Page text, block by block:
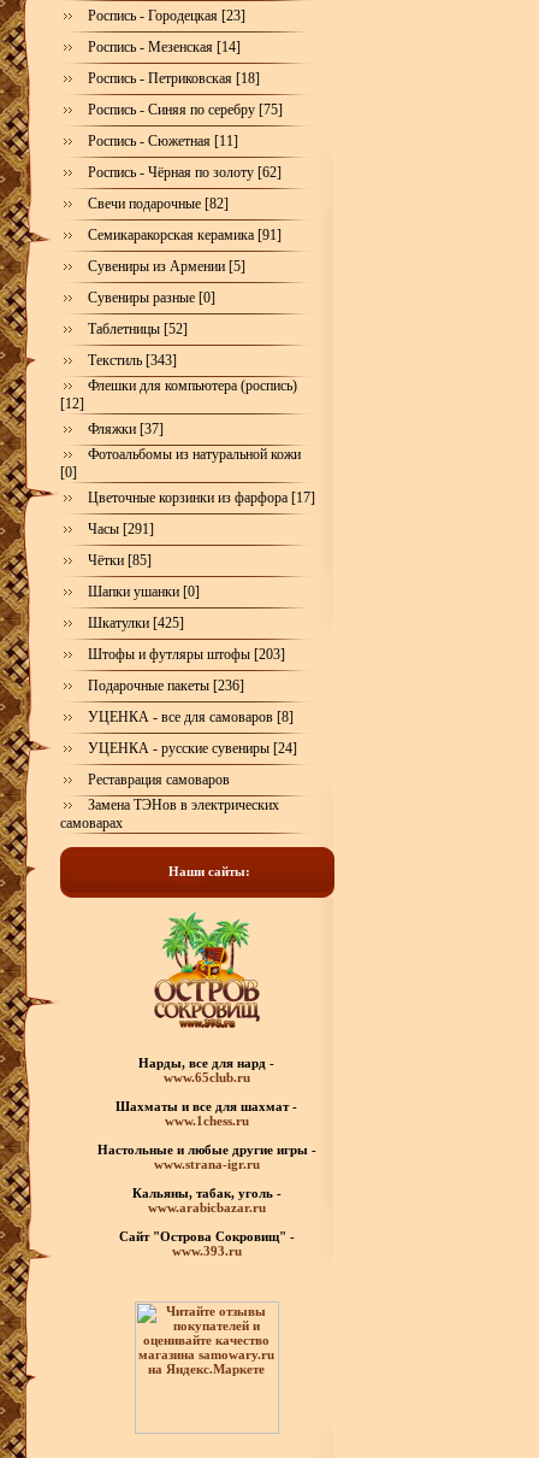
Роспись - Городецкая [23]
Роспись - Мезенская [14]
Роспись - Петриковская [18]
Роспись - Синяя по серебру [75]
Роспись - Сюжетная [11]
Роспись - Чёрная по золоту [62]
Свечи подарочные [82]
Семикаракорская керамика [91]
Сувениры из Армении [5]
Сувениры разные [0]
Таблетницы [52]
Текстиль [343]
Флешки для компьютера (роспись)
[12]
Фляжки [37]
Фотоальбомы из натуральной кожи
[0]
Цветочные корзинки из фарфора [17]
Часы [291]
Чётки [85]
Шапки ушанки [0]
Шкатулки [425]
Штофы и футляры штофы [203]
Подарочные пакеты [236]
УЦЕНКА - все для самоваров [8]
УЦЕНКА - русские сувениры [24]
Реставрация самоваров
Замена ТЭНов в электрических
самоварах
Наши сайты:
Нарды, все для нард -
www.65club.ru
Шахматы и все для шахмат -
www.1chess.ru
Настольные и любые другие игры -
www.strana-igr.ru
Кальяны, табак, уголь -
www.arabicbazar.ru
Сайт "Острова Сокровищ" -
www.393.ru